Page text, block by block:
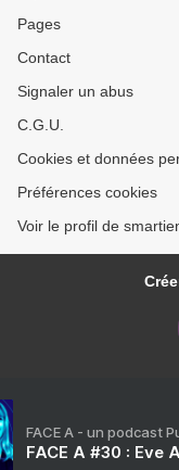
Pages
Contact
Signaler un abus
C.G.U.
Cookies et données
Préférences cookies
Voir le profil de
FACE A - un podcast
FACE A #30 : Eve